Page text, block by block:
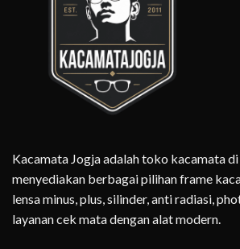
Kacamata Jogja adalah toko kacamata
menyediakan berbagai pilihan frame
lensa minus, plus, silinder, anti radiasi,
layanan cek mata dengan alat modern.